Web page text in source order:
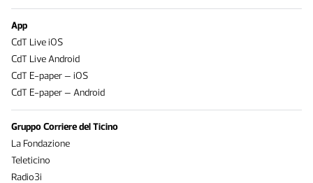
App
CdT Live iOS
CdT Live Android
CdT E-paper – iOS
CdT E-paper – Android
Gruppo Corriere del Ticino
La Fondazione
Teleticino
Radio3i